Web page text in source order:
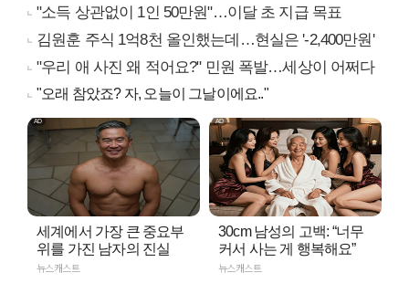
"소득 상관없이 1인 50만원"…이달 초 지급 목표
김원훈 주식 1억8천 올인했는데…현실은 '-2,400만원'
"우리 애 사진 왜 적어요?" 민원 폭발…세상이 어쩌다
"오래 참았죠? 자, 오늘이 그날이에요.."
세계에서 가장 큰 중요부
위를 가진 남자의 진실
뉴스캐스트
30cm 남성의 고백: “너무
커서 사는 게 행복해요”
뉴스캐스트